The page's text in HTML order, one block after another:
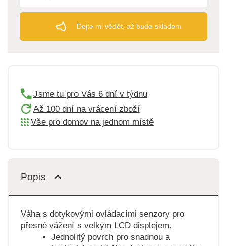
Dejte mi vědět, až bude skladem
Jsme tu pro Vás 6 dní v týdnu
Až 100 dní na vrácení zboží
Vše pro domov na jednom místě
Popis
Váha s dotykovými ovládacími senzory pro
přesné vážení s velkým LCD displejem.
Jednolitý povrch pro snadnou a